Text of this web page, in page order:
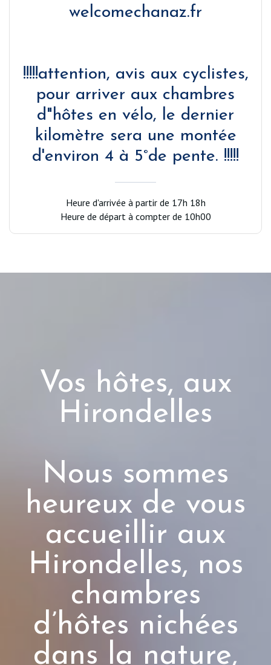
welcomechanaz.fr
!!!!!attention, avis aux cyclistes,
pour arriver aux chambres
d"hôtes en vélo, le dernier
kilomètre sera une montée
d'environ 4 à 5°de pente. !!!!!
Heure d'arrivée à partir de 17h 18h
Heure de départ à compter de 10h00
Vos hôtes, aux
Hirondelles
Nous sommes
heureux de vous
accueillir aux
Hirondelles, nos
chambres
d’hôtes nichées
dans la nature,